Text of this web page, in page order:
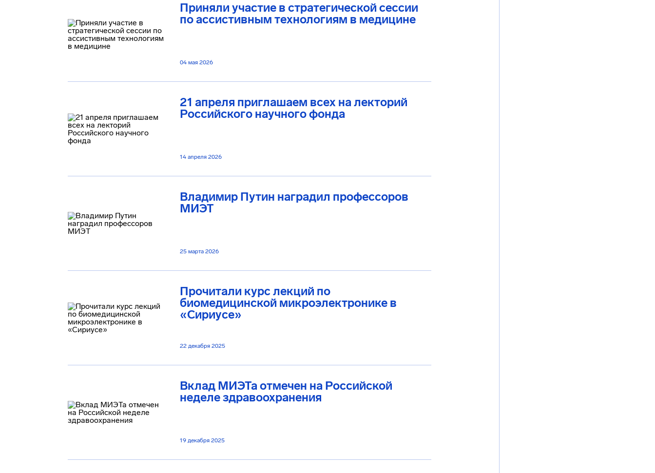
Приняли участие в стратегической сессии
по ассистивным технологиям в медицине
04 мая 2026
21 апреля приглашаем всех на лекторий
Российского научного фонда
14 апреля 2026
Владимир Путин наградил профессоров
МИЭТ
25 марта 2026
Прочитали курс лекций по
биомедицинской микроэлектронике в
«Сириусе»
22 декабря 2025
Вклад МИЭТа отмечен на Российской
неделе здравоохранения
19 декабря 2025